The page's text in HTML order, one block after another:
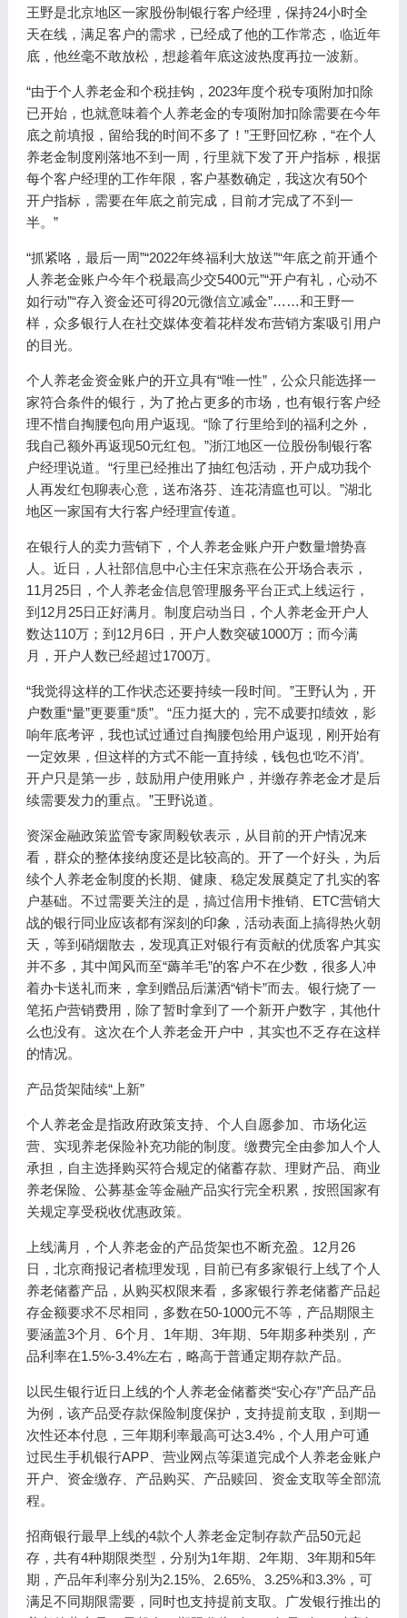
王野是北京地区一家股份制银行客户经理，保持24小时全
天在线，满足客户的需求，已经成了他的工作常态，临近年
底，他丝毫不敢放松，想趁着年底这波热度再拉一波新。
“由于个人养老金和个税挂钩，2023年度个税专项附加扣除
已开始，也就意味着个人养老金的专项附加扣除需要在今年
底之前填报，留给我的时间不多了！”王野回忆称，“在个人
养老金制度刚落地不到一周，行里就下发了开户指标，根据
每个客户经理的工作年限，客户基数确定，我这次有50个
开户指标，需要在年底之前完成，目前才完成了不到一
半。”
“抓紧咯，最后一周”“2022年终福利大放送”“年底之前开通个
人养老金账户今年个税最高少交5400元”“开户有礼，心动不
如行动”“存入资金还可得20元微信立减金”……和王野一
样，众多银行人在社交媒体变着花样发布营销方案吸引用户
的目光。
个人养老金资金账户的开立具有“唯一性”，公众只能选择一
家符合条件的银行，为了抢占更多的市场，也有银行客户经
理不惜自掏腰包向用户返现。“除了行里给到的福利之外，
我自己额外再返现50元红包。”浙江地区一位股份制银行客
户经理说道。“行里已经推出了抽红包活动，开户成功我个
人再发红包聊表心意，送布洛芬、连花清瘟也可以。”湖北
地区一家国有大行客户经理宣传道。
在银行人的卖力营销下，个人养老金账户开户数量增势喜
人。近日，人社部信息中心主任宋京燕在公开场合表示，
11月25日，个人养老金信息管理服务平台正式上线运行，
到12月25日正好满月。制度启动当日，个人养老金开户人
数达110万；到12月6日，开户人数突破1000万；而今满
月，开户人数已经超过1700万。
“我觉得这样的工作状态还要持续一段时间。”王野认为，开
户数重“量”更要重“质”。“压力挺大的，完不成要扣绩效，影
响年底考评，我也试过通过自掏腰包给用户返现，刚开始有
一定效果，但这样的方式不能一直持续，钱包也‘吃不消’。
开户只是第一步，鼓励用户使用账户，并缴存养老金才是后
续需要发力的重点。”王野说道。
资深金融政策监管专家周毅钦表示，从目前的开户情况来
看，群众的整体接纳度还是比较高的。开了一个好头，为后
续个人养老金制度的长期、健康、稳定发展奠定了扎实的客
户基础。不过需要关注的是，搞过信用卡推销、ETC营销大
战的银行同业应该都有深刻的印象，活动表面上搞得热火朝
天，等到硝烟散去，发现真正对银行有贡献的优质客户其实
并不多，其中闻风而至“薅羊毛”的客户不在少数，很多人冲
着办卡送礼而来，拿到赠品后潇洒“销卡”而去。银行烧了一
笔拓户营销费用，除了暂时拿到了一个新开户数字，其他什
么也没有。这次在个人养老金开户中，其实也不乏存在这样
的情况。
产品货架陆续“上新”
个人养老金是指政府政策支持、个人自愿参加、市场化运
营、实现养老保险补充功能的制度。缴费完全由参加人个人
承担，自主选择购买符合规定的储蓄存款、理财产品、商业
养老保险、公募基金等金融产品实行完全积累，按照国家有
关规定享受税收优惠政策。
上线满月，个人养老金的产品货架也不断充盈。12月26
日，北京商报记者梳理发现，目前已有多家银行上线了个人
养老储蓄产品，从购买权限来看，多家银行养老储蓄产品起
存金额要求不尽相同，多数在50-1000元不等，产品期限主
要涵盖3个月、6个月、1年期、3年期、5年期多种类别，产
品利率在1.5%-3.4%左右，略高于普通定期存款产品。
以民生银行近日上线的个人养老金储蓄类“安心存”产品产品
为例，该产品受存款保险制度保护，支持提前支取，到期一
次性还本付息，三年期利率最高可达3.4%，个人用户可通
过民生手机银行APP、营业网点等渠道完成个人养老金账户
开户、资金缴存、产品购买、产品赎回、资金支取等全部流
程。
招商银行最早上线的4款个人养老金定制存款产品50元起
存，共有4种期限类型，分别为1年期、2年期、3年期和5年
期，产品年利率分别为2.15%、2.65%、3.25%和3.3%，可
满足不同期限需要，同时也支持提前支取。广发银行推出的